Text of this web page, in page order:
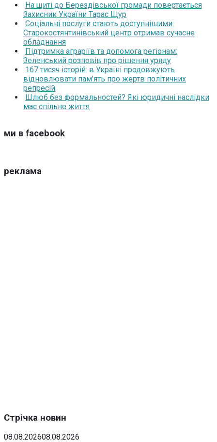
На щиті до Берездівської громади повертається
Захисник України Тарас Щур
Соціальні послуги стають доступнішими:
Старокостянтинівський центр отримав сучасне
обладнання
Підтримка аграріїв та допомога регіонам:
Зеленський розповів про рішення уряду
167 тисяч історій: в Україні продовжують
відновлювати пам’ять про жертв політичних
репресій
Шлюб без формальностей? Які юридичні наслідки
має спільне життя
ми в facebook
реклама
Стрічка новин
08.08.202608.08.2026